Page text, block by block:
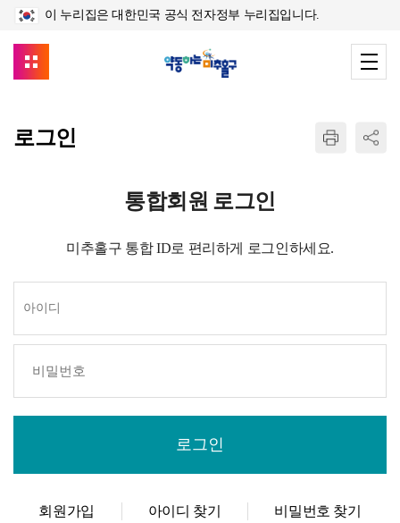
이 누리집은 대한민국 공식 전자정부 누리집입니다.
로그인
통합회원 로그인
미추홀구 통합 ID로 편리하게 로그인하세요.
회원가입 아이디 찾기 비밀번호 찾기